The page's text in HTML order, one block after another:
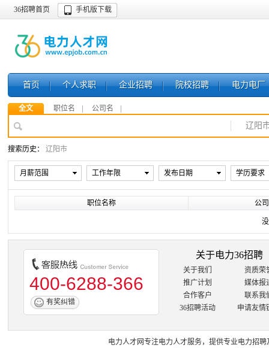
36招聘首页 手机版下载
首页 个人求职 企业招聘 院校招聘 电力电厂
全文 职位名 公司名
辽阳
搜索历史： 辽阳市
月薪范围 工作年限 发布日期 学历要求
职位名称 公
400-6288-366
有奖纠错
关于电力36招聘
关于我们
资质荣
推广计划
媒体报
合作客户
联系我
36招聘活动
申请友情
电力人才网专注电力人才服务，提供专业电力招聘